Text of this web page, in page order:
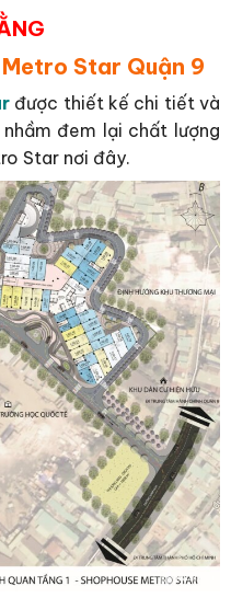
Star Quận 9
được thiết kế chi tiết và
đem lại chất lượng
Star nơi đây.